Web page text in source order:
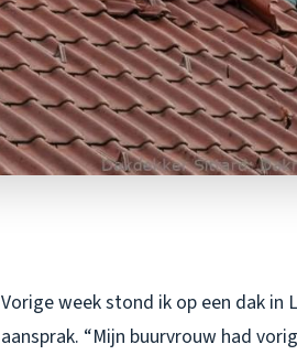
Vorige week stond ik op een dak
aansprak. “Mijn buurvrouw had